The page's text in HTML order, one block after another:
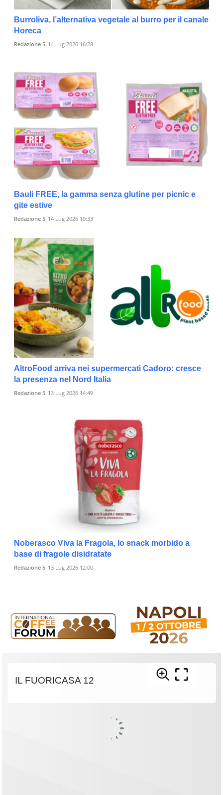
Burroliva, l’alternativa vegetale al burro per il canale
Horeca
Redazione 5 14 Lug 2026 16:28
Bauli FREE, la gamma senza glutine per picnic e
gite estive
Redazione 5 14 Lug 2026 10:33
AltroFood arriva nei supermercati Cadoro: cresce
la presenza nel Nord Italia
Redazione 5 13 Lug 2026 14:49
Noberasco Viva la Fragola, lo snack morbido a
base di fragole disidratate
Redazione 5 13 Lug 2026 12:00